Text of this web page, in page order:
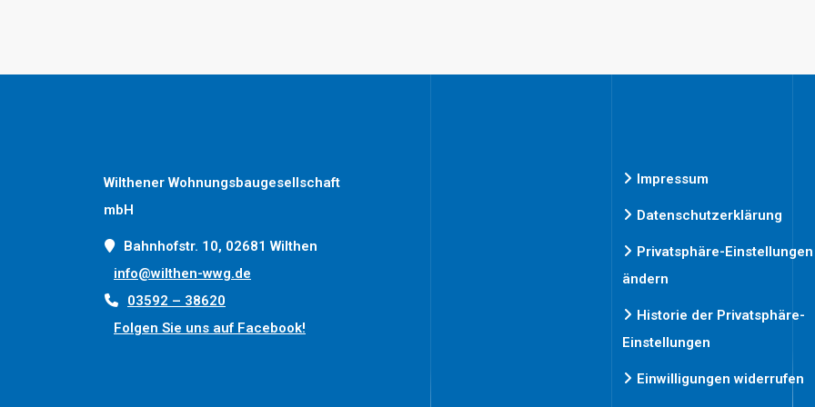
Wilthener Wohnungsbaugesellschaft
mbH
Bahnhofstr. 10, 02681 Wilthen
info@wilthen-wwg.de
03592 – 38620
Folgen Sie uns auf Facebook!
Impressum
Datenschutzerklärung
Privatsphäre-Einstellungen
ändern
Historie der Privatsphäre-
Einstellungen
Einwilligungen widerrufen